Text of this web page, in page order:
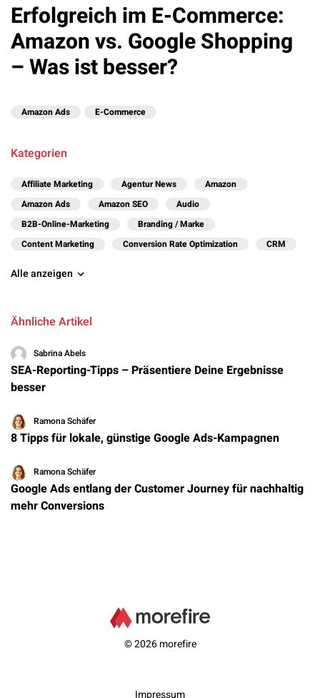
Erfolgreich im E-Commerce:
Amazon vs. Google Shopping
– Was ist besser?
Amazon Ads E-Commerce
Kategorien
Affiliate Marketing Agentur News
Amazon
Amazon Ads
Amazon SEO
Audio
B2B-Online-Marketing
Branding / Marke
Content Marketing
Conversion Rate Optimization CRM
Alle anzeigen
Ähnliche Artikel
Sabrina Abels
SEA-Reporting-Tipps – Präsentiere Deine Ergebnisse
besser
Ramona Schäfer
8 Tipps für lokale, günstige Google Ads-Kampagnen
Ramona Schäfer
Google Ads entlang der Customer Journey für nachhaltig
mehr Conversions
© 2026 morefire
Impressum